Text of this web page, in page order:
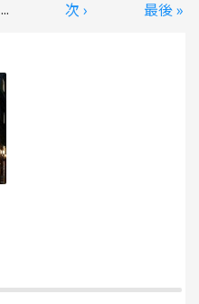
... 次 › 最後 »